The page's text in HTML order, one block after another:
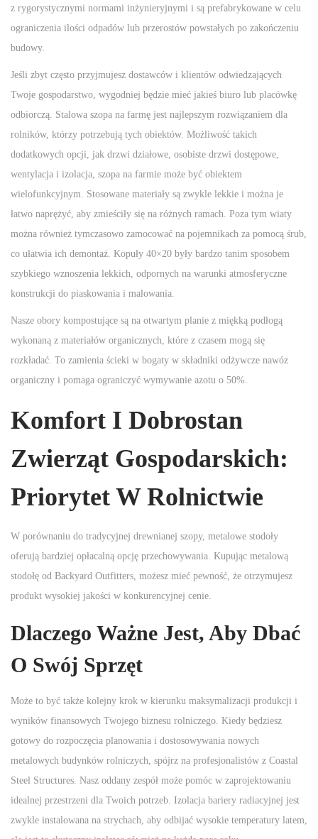
z rygorystycznymi normami inżynieryjnymi i są prefabrykowane w celu
ograniczenia ilości odpadów lub przerostów powstałych po zakończeniu
budowy.
Jeśli zbyt często przyjmujesz dostawców i klientów odwiedzających
Twoje gospodarstwo, wygodniej będzie mieć jakieś biuro lub placówkę
odbiorczą. Stalowa szopa na farmę jest najlepszym rozwiązaniem dla
rolników, którzy potrzebują tych obiektów. Możliwość takich
dodatkowych opcji, jak drzwi działowe, osobiste drzwi dostępowe,
wentylacja i izolacja, szopa na farmie może być obiektem
wielofunkcyjnym. Stosowane materiały są zwykle lekkie i można je
łatwo naprężyć, aby zmieściły się na różnych ramach. Poza tym wiaty
można również tymczasowo zamocować na pojemnikach za pomocą śrub,
co ułatwia ich demontaż. Kopuły 40×20 były bardzo tanim sposobem
szybkiego wznoszenia lekkich, odpornych na warunki atmosferyczne
konstrukcji do piaskowania i malowania.
Nasze obory kompostujące są na otwartym planie z miękką podłogą
wykonaną z materiałów organicznych, które z czasem mogą się
rozkładać. To zamienia ścieki w bogaty w składniki odżywcze nawóz
organiczny i pomaga ograniczyć wymywanie azotu o 50%.
Komfort I Dobrostan
Zwierząt Gospodarskich:
Priorytet W Rolnictwie
W porównaniu do tradycyjnej drewnianej szopy, metalowe stodoły
oferują bardziej opłacalną opcję przechowywania. Kupując metalową
stodołę od Backyard Outfitters, możesz mieć pewność, że otrzymujesz
produkt wysokiej jakości w konkurencyjnej cenie.
Dlaczego Ważne Jest, Aby Dbać
O Swój Sprzęt
Może to być także kolejny krok w kierunku maksymalizacji produkcji i
wyników finansowych Twojego biznesu rolniczego. Kiedy będziesz
gotowy do rozpoczęcia planowania i dostosowywania nowych
metalowych budynków rolniczych, spójrz na profesjonalistów z Coastal
Steel Structures. Nasz oddany zespół może pomóc w zaprojektowaniu
idealnej przestrzeni dla Twoich potrzeb. Izolacja bariery radiacyjnej jest
zwykle instalowana na strychach, aby odbijać wysokie temperatury latem,